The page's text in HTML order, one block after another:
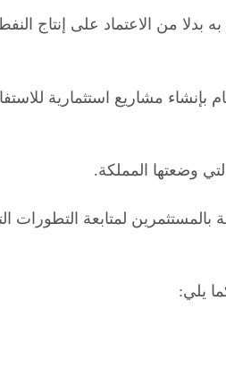
بدلا من الاعتماد على إنتاج
بإنشاء مشاريع استثمارية
وضعتها المملكة.
لمتابعة التطورات
يلي: